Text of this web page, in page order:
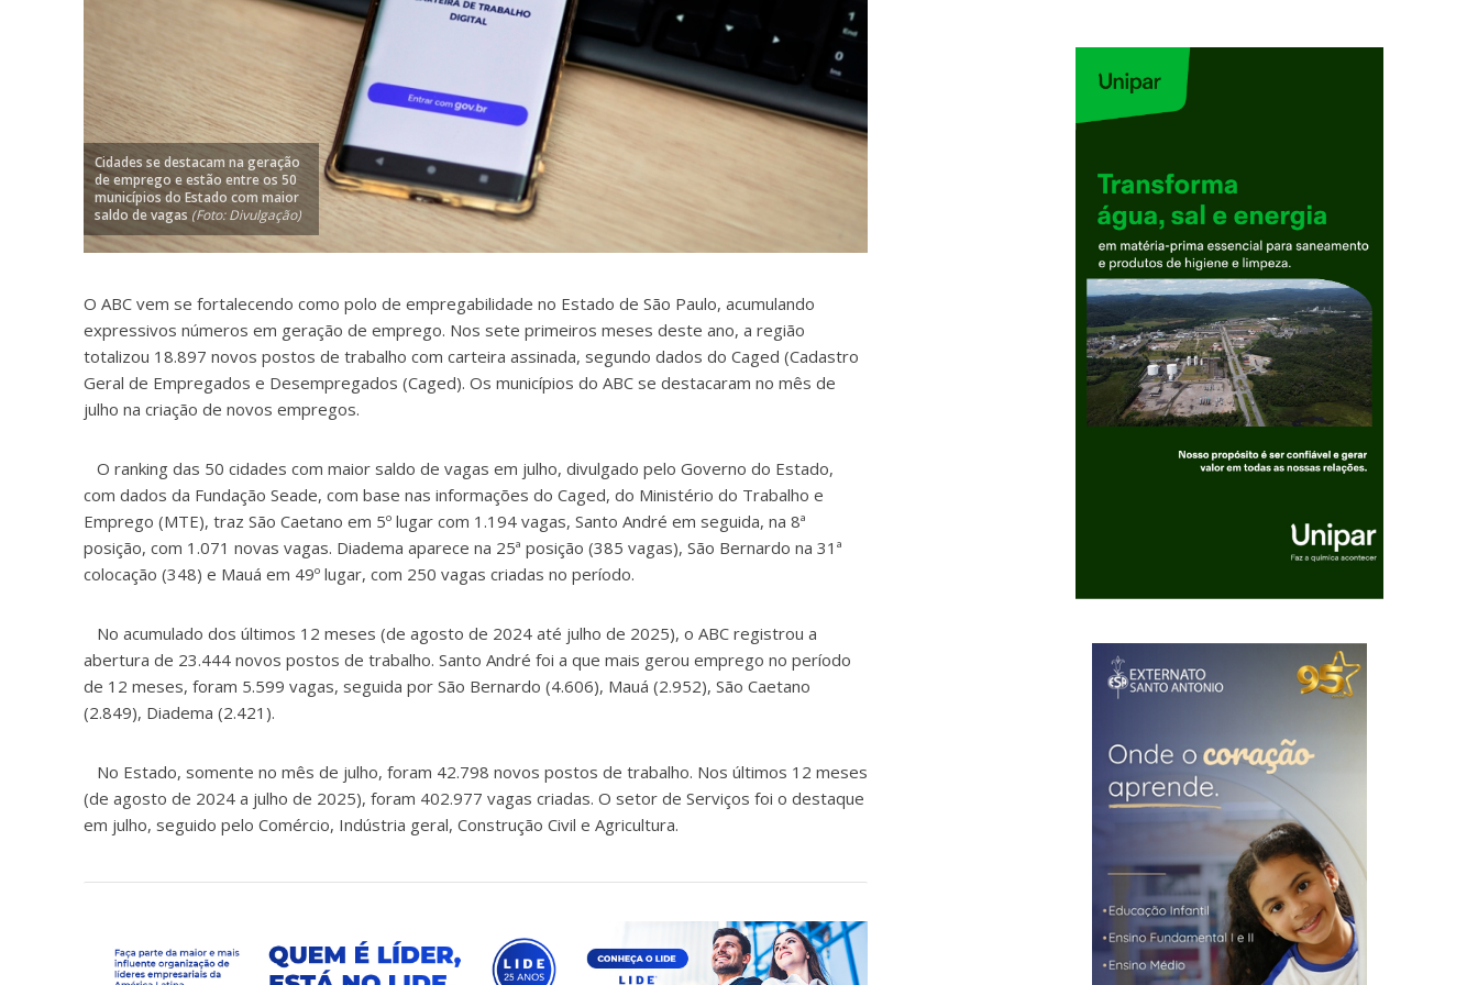
Cidades se destacam na geração
de emprego e estão entre os 50
municípios do Estado com maior
saldo de vagas (Foto: Divulgação)
O ABC vem se fortalecendo como polo de empregabilidade no Estado de São Paulo, acumulando
expressivos números em geração de emprego. Nos sete primeiros meses deste ano, a região
totalizou 18.897 novos postos de trabalho com carteira assinada, segundo dados do Caged (Cadastro
Geral de Empregados e Desempregados (Caged). Os municípios do ABC se destacaram no mês de
julho na criação de novos empregos.
O ranking das 50 cidades com maior saldo de vagas em julho, divulgado pelo Governo do Estado,
com dados da Fundação Seade, com base nas informações do Caged, do Ministério do Trabalho e
Emprego (MTE), traz São Caetano em 5º lugar com 1.194 vagas, Santo André em seguida, na 8ª
posição, com 1.071 novas vagas. Diadema aparece na 25ª posição (385 vagas), São Bernardo na 31ª
colocação (348) e Mauá em 49º lugar, com 250 vagas criadas no período.
No acumulado dos últimos 12 meses (de agosto de 2024 até julho de 2025), o ABC registrou a
abertura de 23.444 novos postos de trabalho. Santo André foi a que mais gerou emprego no período
de 12 meses, foram 5.599 vagas, seguida por São Bernardo (4.606), Mauá (2.952), São Caetano
(2.849), Diadema (2.421).
No Estado, somente no mês de julho, foram 42.798 novos postos de trabalho. Nos últimos 12 meses
(de agosto de 2024 a julho de 2025), foram 402.977 vagas criadas. O setor de Serviços foi o destaque
em julho, seguido pelo Comércio, Indústria geral, Construção Civil e Agricultura.